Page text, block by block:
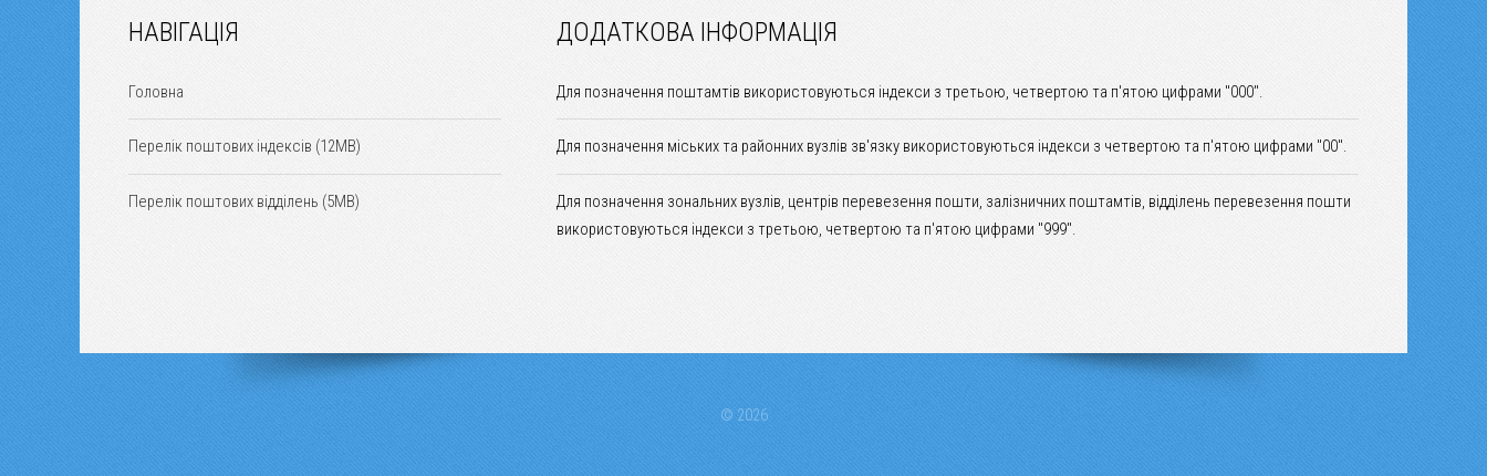
НАВІГАЦІЯ
Головна
Перелік поштових індексів (12MB)
Перелік поштових відділень (5MB)
ДОДАТКОВА ІНФОРМАЦІЯ
Для позначення поштамтів використовуються індекси з третьою, четвертою та п'ятою цифрами "000".
Для позначення міських та районних вузлів зв'язку використовуються індекси з четвертою та п'ятою цифрами "00".
Для позначення зональних вузлів, центрів перевезення пошти, залізничних поштамтів, відділень перевезення пошти
використовуються індекси з третьою, четвертою та п'ятою цифрами "999".
© 2026